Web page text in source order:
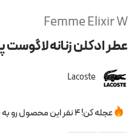
Femme Elixir W
عطر ادکلن زنانه لاگوست
Lacoste
عجله کن! 4 نفر این محصول رو به سبدخرید خودشون اضافه کردن.